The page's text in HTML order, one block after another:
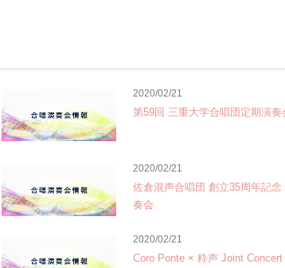
2020/02/21
第59回 三重大学合唱団定期演奏
2020/02/21
佐倉混声合唱団 創立35周年記念
奏会
2020/02/21
Coro Ponte × 粋声 Joint Concert